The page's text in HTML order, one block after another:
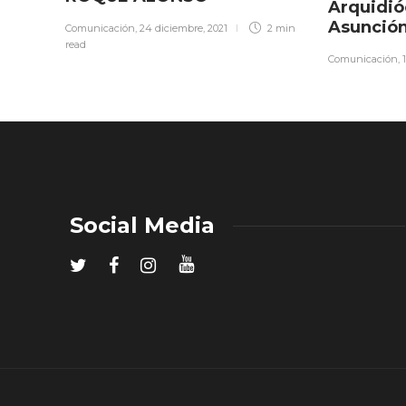
Comunicación, 24 diciembre, 2021
2 min
read
Comunicación,
Social Media